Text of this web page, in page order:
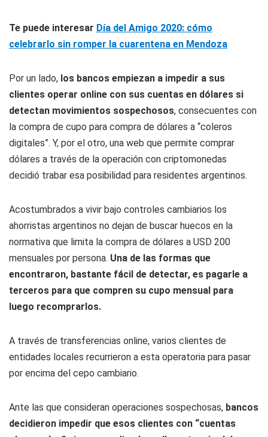
Te puede interesar Día del Amigo 2020: cómo
celebrarlo sin romper la cuarentena en Mendoza
Por un lado, los bancos empiezan a impedir a sus
clientes operar online con sus cuentas en dólares si
detectan movimientos sospechosos, consecuentes con
la compra de cupo para compra de dólares a “coleros
digitales”. Y, por el otro, una web que permite comprar
dólares a través de la operación con criptomonedas
decidió trabar esa posibilidad para residentes argentinos.
Acostumbrados a vivir bajo controles cambiarios los
ahorristas argentinos no dejan de buscar huecos en la
normativa que limita la compra de dólares a USD 200
mensuales por persona. Una de las formas que
encontraron, bastante fácil de detectar, es pagarle a
terceros para que compren su cupo mensual para
luego recomprarlos.
A través de transferencias online, varios clientes de
entidades locales recurrieron a esta operatoria para pasar
por encima del cepo cambiario.
Ante las que consideran operaciones sospechosas, bancos
decidieron impedir que esos clientes con “cuentas